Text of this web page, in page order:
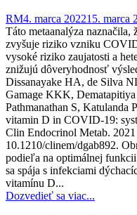
RM4. marca 202215. marca
Táto metaanalýza
zvyšuje riziko vzniku
vysoké riziko zaujatosti a
znižujú dôveryhodnosť
Dissanayake HA, de Silva
Gamage KKK,
Pathmanathan S, Katulanda
vitamin D in COVID-19:
Clin Endocrinol Metab.
10.1210/clinem/dgab892.
podieľa na optimálnej
sa spája s infekciami
vitamínu D...
Dozvedieť sa viac...